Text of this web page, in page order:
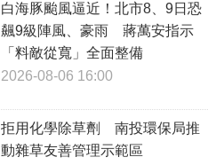
白海豚颱風逼近！北市8、9日恐
飆9級陣風、豪雨 蔣萬安指示
「料敵從寬」全面整備
2026-08-06 16:00
拒用化學除草劑 南投環保局推
動雜草友善管理示範區